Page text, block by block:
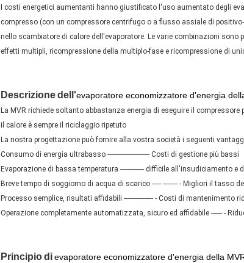
I costi energetici aumentanti hanno giustificato l'uso aumentato degli
compresso (con un compressore centrifugo o a flusso assiale di
nello scambiatore di calore dell'evaporatore. Le varie combinazioni
effetti multipli, ricompressione della multiplo-fase e ricompressione di
Descrizionedell'evaporatore economizzatore d'energia
La MVR richiede soltanto abbastanza energia di eseguire il
il calore è sempre il riciclaggio ripetuto
La nostra progettazione può fornire alla vostra società i seguenti
Consumo di energia ultrabasso ----------------------- Costi di gestione più bassi
Evaporazione di bassa temperatura ------------- difficile all'insudiciamento e
Breve tempo di soggiorno di acqua di scarico ----- -------- - Migliori il tasso
Processo semplice, risultati affidabili ---------------- - Costi di mantenimento
Operazione completamente automatizzata, sicuro ed affidabile ------ -
Principiodievaporatore economizzatore d'energia della